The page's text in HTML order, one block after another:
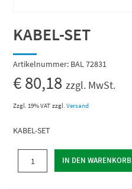
KABEL-SET
Artikelnummer: BAL 72831
€80,18 zzgl. MwSt.
Zzgl. 19% VAT zzgl.Versand
KABEL-SET
IN DEN WARENKORB